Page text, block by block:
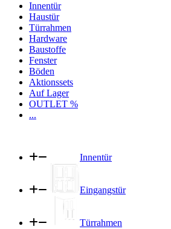
Innentür
Haustür
Türrahmen
Hardware
Baustoffe
Fenster
Böden
Aktionssets
Auf Lager
OUTLET %
...
Innentür
Eingangstür
Türrahmen